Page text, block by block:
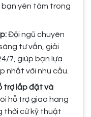
bạn yên tâm trong
Đội ngũ chuyên
tư vấn, giải
7, giúp bạn lựa
nhất với nhu cầu.
trợ lắp đặt và
hỗ trợ giao hàng
thời cử kỹ thuật